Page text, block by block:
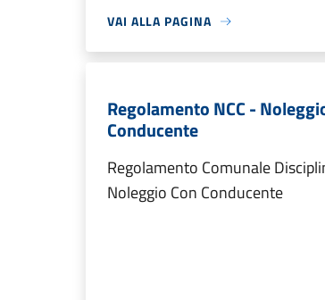
VAI ALLA PAGINA
Regolamento NCC -
Conducente
Regolamento Comunale
Noleggio Con Conducente